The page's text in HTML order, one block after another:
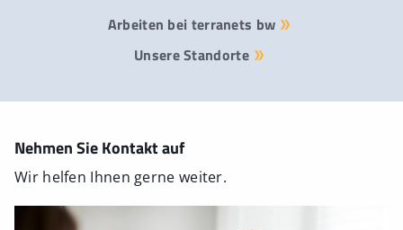
Arbeiten bei terranets bw
Unsere Standorte
Nehmen Sie Kontakt auf
Wir helfen Ihnen gerne weiter.